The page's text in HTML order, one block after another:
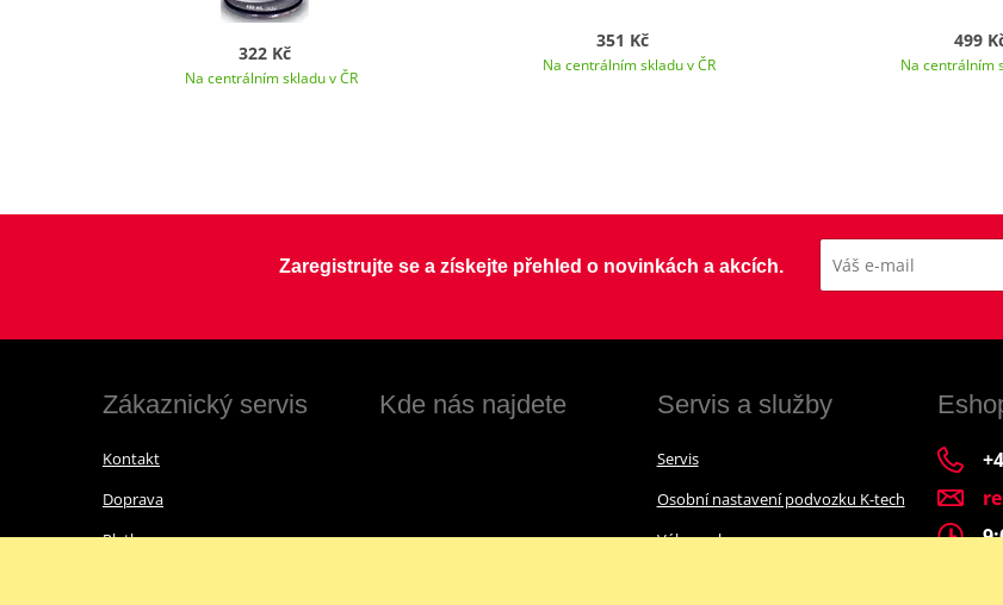
322 Kč
Na centrálním skladu v ČR
351 Kč
Na centrálním skladu v ČR
499
Na centrálním
Zaregistrujte se a získejte přehled o novinkách a akcích.
Zákaznický servis
Kontakt
Doprava
Platba
Kde nás najdete Servis a služby
Servis
Osobní nastavení podvozku K-tech
Výkup a bazar